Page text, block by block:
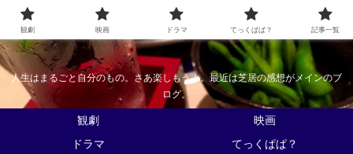
なんかくうかい
人生はまるごと自分のもの。さあ楽しもう！。最近は芝居の感想がメインのブ
ログ。
観劇
映画
ドラマ
てっくぱぱ？
観劇 映画 ドラマ てっくぱぱ？ 記事一覧